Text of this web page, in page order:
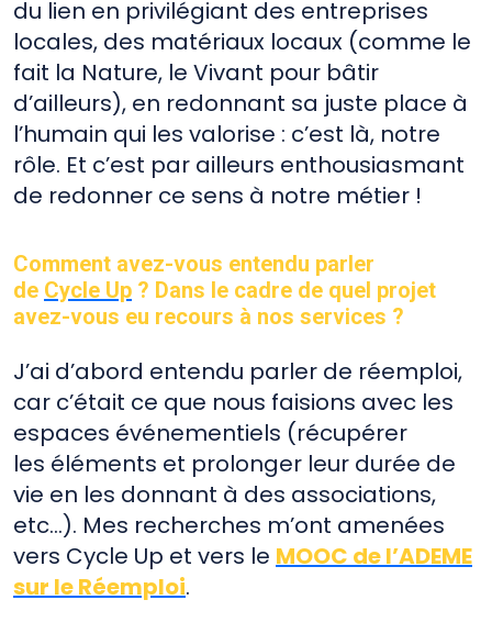
du lien en privilégiant des entreprises
locales, des matériaux locaux (comme le
fait la Nature, le Vivant pour bâtir
d’ailleurs), en redonnant sa juste place à
l’humain qui les valorise : c’est là, notre
rôle. Et c’est par ailleurs enthousiasmant
de redonner ce sens à notre métier !
Comment avez-vous entendu parler
de Cycle Up ? Dans le cadre de quel projet
avez-vous eu recours à nos services ?
J’ai d’abord entendu parler de réemploi,
car c’était ce que nous faisions avec les
espaces événementiels (récupérer
les éléments et prolonger leur durée de
vie en les donnant à des associations,
etc…). Mes recherches m’ont amenées
vers Cycle Up et vers le MOOC de l’ADEME
sur le Réemploi.